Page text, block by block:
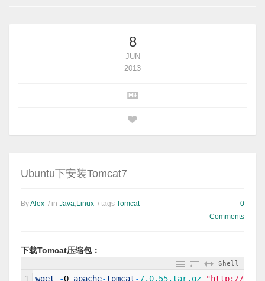
8
JUN
2013
Ubuntu下安装Tomcat7
ByAlex / in Java,Linux / tags Tomcat
0
Comments
下载Tomcat压缩包：
Shell
1 wget -O apache-tomcat-7.0.55.tar.gz "http://